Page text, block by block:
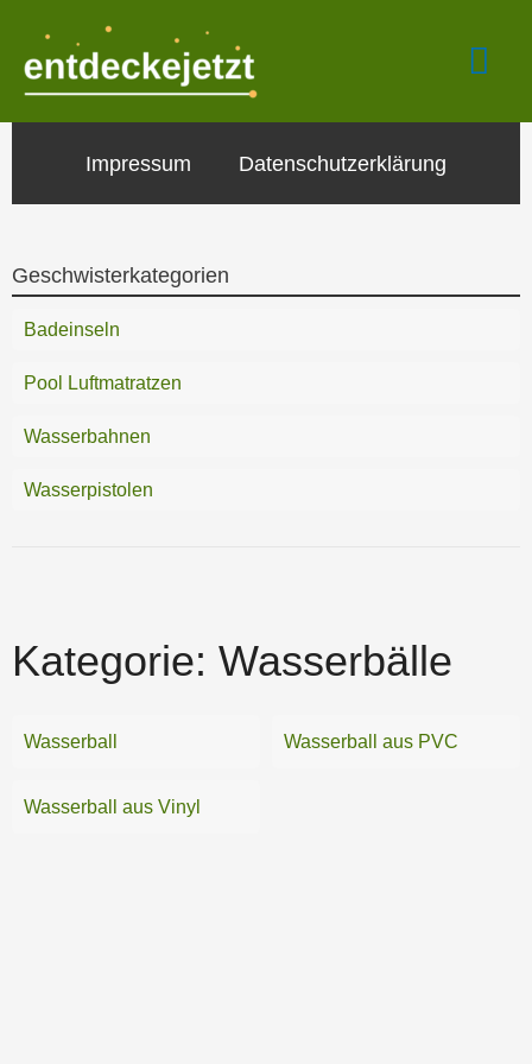
springen
Geschwisterkategorien
Badeinseln
Pool Luftmatratzen
Wasserbahnen
Wasserpistolen
Kategorie: Wasserbälle
Wasserball Wasserball aus PVC
Wasserball aus Vinyl
Impressum Datenschutzerklärung